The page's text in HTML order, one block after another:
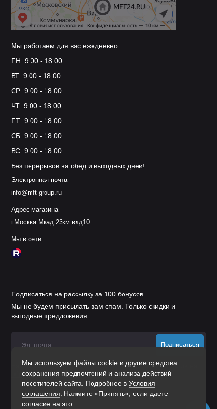
Мы используем файлы cookie и другие средства
сохранения предпочтений и анализа действий
посетителей сайта. Подробнее в Условия
соглашения . Нажмите «Принять», если даете
согласие на это.
Мы работаем для вас ежедневно:
ПН: 9:00 - 18:00
ВТ: 9:00 - 18:00
СР: 9:00 - 18:00
ЧТ: 9:00 - 18:00
ПТ: 9:00 - 18:00
СБ: 9:00 - 18:00
ВС: 9:00 - 18:00
Без перерывов на обед и выходных дней!
Электронная почта
info@mft-group.ru
Адрес магазина
г.Москва Мкад 23км влд10
Мы в сети
Подписаться на рассылку за 100 бонусов
Мы не будем присылать вам спам. Только скидки и
выгодные предложения
Подписаться
Нажимая на кнопку «Подписаться», Вы даетесогласие на
обработку персональных данных.